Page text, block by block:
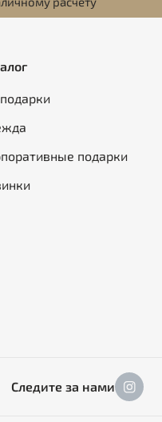
подарки
Следите за нами